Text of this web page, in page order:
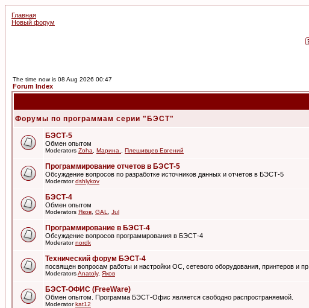
Главная
Новый форум
The time now is 08 Aug 2026 00:47
Forum Index
Форумы по программам серии "БЭСТ"
БЭСТ-5
Обмен опытом
Moderators Zoha Марина. Плешивцев Евгений
Программирование отчетов в БЭСТ-5
Обсуждение вопросов по разработке источников данных и отчетов в БЭСТ-5
Moderatordshlykov
БЭСТ-4
Обмен опытом
Moderators Яков GAL Jul
Программирование в БЭСТ-4
Обсуждение вопросов программрования в БЭСТ-4
Moderatornordk
Технический форум БЭСТ-4
посвящен вопросам работы и настройки ОС, сетевого оборудования, принтеров и пр.
ModeratorsAnatoly, Яков
БЭСТ-ОФИС (FreeWare)
Обмен опытом. Программа БЭСТ-Офис является свободно распространяемой.
Moderatorkat12